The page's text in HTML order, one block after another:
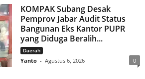
KOMPAK Subang Desak
Pemprov Jabar Audit Status
Bangunan Eks Kantor PUPR
yang Diduga Beralih...
Daerah
Yanto - Agustus 6, 2026 0